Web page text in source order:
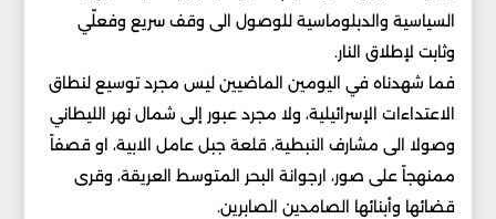
السياسية والدبلوماسية للوصول الى وقف سريع وفعلّي
وثابت لإطلاق النار.
فما شهدناه في اليومين الماضيين ليس مجرد توسيع لنطاق
الاعتداءات الإسرائيلية، ولا مجرد عبور إلى شمال نهر الليطاني
وصولا الى مشارف النبطية، قلعة جبل عامل الابية، او قصفاً
ممنهجاً على صور، ارجوانة البحر المتوسط العريقة، وقرى
قضائها وأبنائها الصامدين الصابرين.